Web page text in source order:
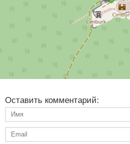
Оставить комментарий: